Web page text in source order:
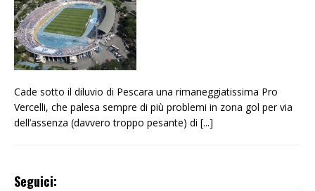
Cade sotto il diluvio di Pescara una rimaneggiatissima Pro
Vercelli, che palesa sempre di più problemi in zona gol per via
dell’assenza (davvero troppo pesante) di [...]
Seguici: